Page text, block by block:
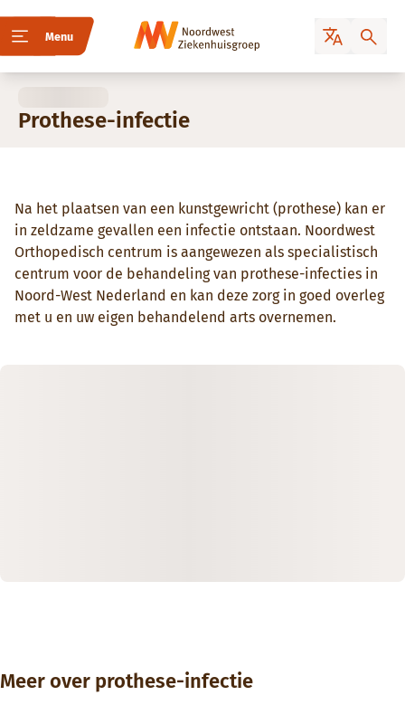
Menu
Prothese-infectie
Na het plaatsen van een kunstgewricht (prothese) kan er
in zeldzame gevallen een infectie ontstaan. Noordwest
Orthopedisch centrum is aangewezen als specialistisch
centrum voor de behandeling van prothese-infecties in
Noord-West Nederland en kan deze zorg in goed overleg
met u en uw eigen behandelend arts overnemen.
Meer over prothese-infectie